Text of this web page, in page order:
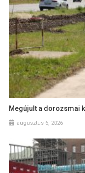
Megújult a dorozsmai
augusztus 6, 2026